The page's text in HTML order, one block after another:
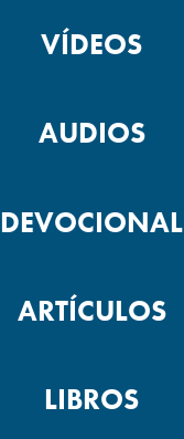
VÍDEOS
AUDIOS
DEVOCIONAL
ARTÍCULOS
LIBROS